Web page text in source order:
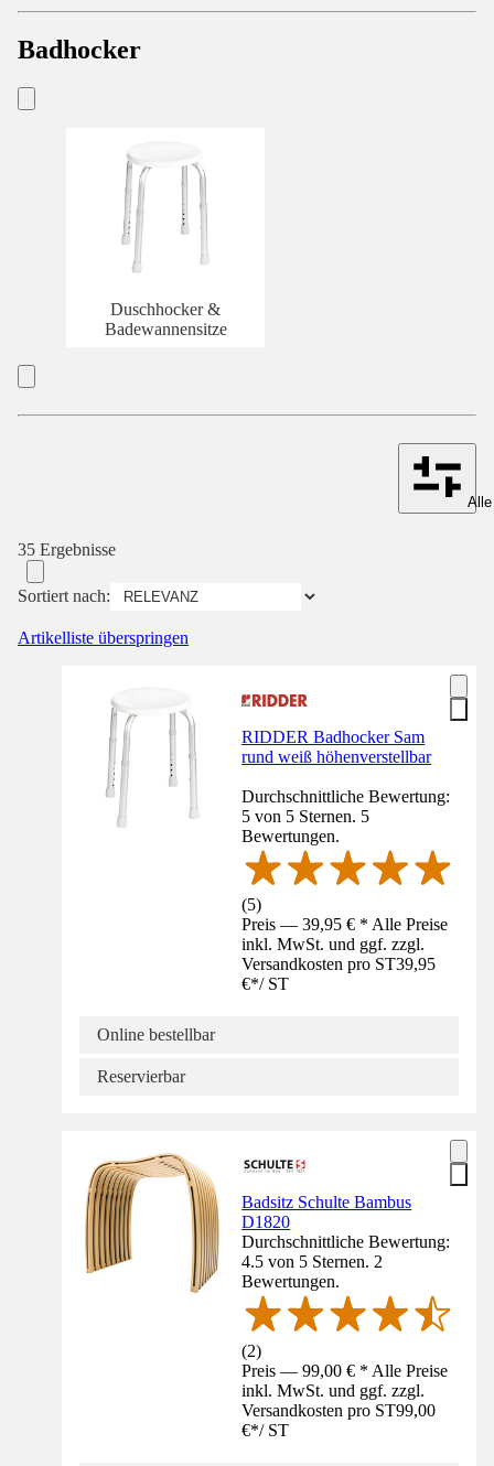
Badhocker
Duschhocker &
Badewannensitze
35 Ergebnisse
Sortiert nach:
Artikelliste überspringen
RIDDER Badhocker Sam
rund weiß höhenverstellbar
Durchschnittliche Bewertung:
5 von 5 Sternen. 5
Bewertungen.
(5)
Preis — 39,95 € * Alle Preise
inkl. MwSt. und ggf. zzgl.
Versandkosten pro ST39,95
€*/ ST
Online bestellbar
Reservierbar
Badsitz Schulte Bambus
D1820
Durchschnittliche Bewertung:
4.5 von 5 Sternen. 2
Bewertungen.
(2)
Preis — 99,00 € * Alle Preise
inkl. MwSt. und ggf. zzgl.
Versandkosten pro ST99,00
€*/ ST